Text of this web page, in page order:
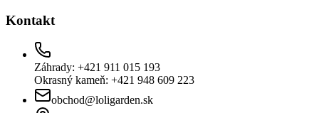
Kontakt
Záhrady: +421 911 015 193
Okrasný kameň: +421 948 609 223
obchod@loligarden.sk